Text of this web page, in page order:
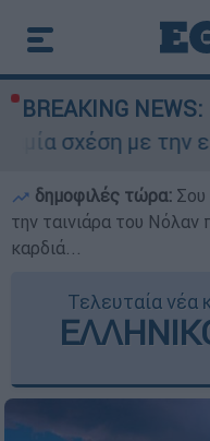
BREAKING NEWS:
επίθεση»
δημοφιλές τώρα:
την ταινιάρα του Νόλαν
καρδιά...
Τελευταία νέα